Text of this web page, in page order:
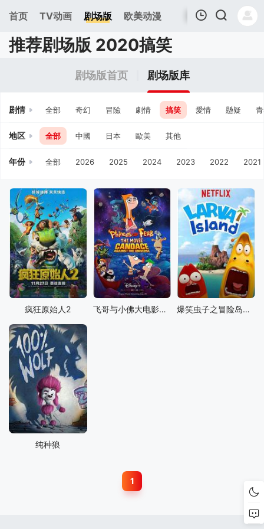
首页 TV动画 剧场版 欧美动漫
我的观影记录
推荐剧场版 2020搞笑
剧场版首页 剧场版库
剧情 全部 奇幻 冒險 劇情 搞笑 愛情 懸疑
地区 全部 中國 日本 歐美 其他
年份 全部 2026 2025 2024 2023 2022 2021
疯狂原始人2 飞哥与小佛大电影：凯蒂丝对抗全宇宙 爆笑虫子之冒险岛大电影
纯种狼
1